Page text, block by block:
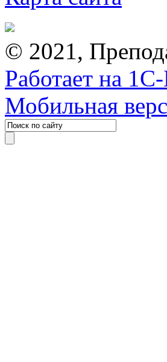
© 2021,
Работает на
Мобильная